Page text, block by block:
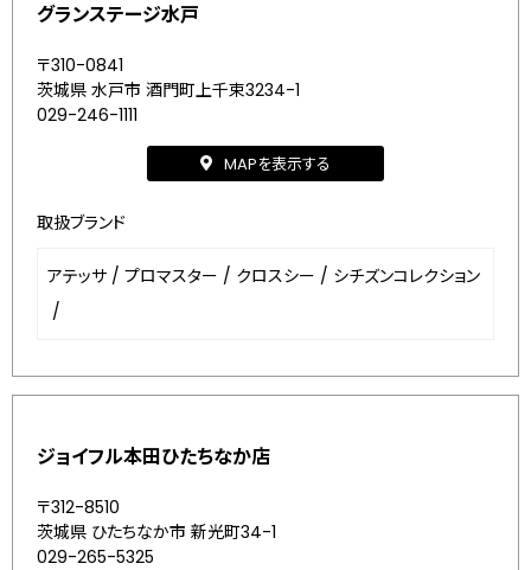
グランステージ水戸
〒310-0841
茨城県 水戸市 酒門町上千束3234-1
029-246-1111
MAPを表示する
取扱ブランド
アテッサ / プロマスター / クロスシー / シチズンコレクション
/
ジョイフル本田ひたちなか店
〒312-8510
茨城県 ひたちなか市 新光町34-1
029-265-5325